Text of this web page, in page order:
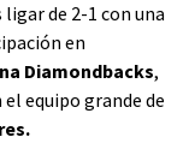
de 2-1 con una
en
Diamondbacks,
equipo grande de